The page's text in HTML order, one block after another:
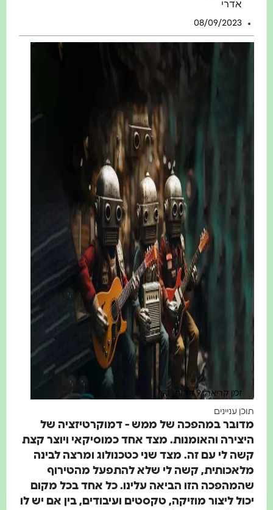
08/09/2023
זמן קריאה: 9 דקות
עניינים
במהפכה של ממש - דמוקרטיזציה של
והאומנות. מצד אחד כמוסיקאי ויוצר קצת
לי עם זה. מצד שני כטכנולוג ומרצה לבינה
קשה לי שלא להתפעל מהטירוף
הזו הביאה עלינו. כל אחד בכל מקום
ליצור מוזיקה, טקסטים ועיבודים, בין אם יש לו